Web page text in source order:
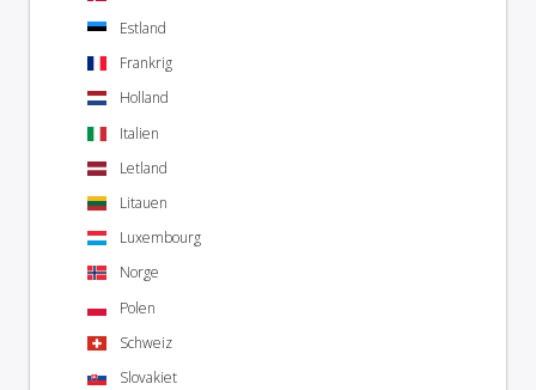
Estland
Frankrig
Holland
Italien
Letland
Litauen
Luxembourg
Norge
Polen
Schweiz
Slovakiet